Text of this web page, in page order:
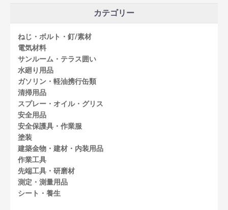
カテゴリー
ねじ・ボルト・釘/素材
電気材料
サンルーム・テラス囲い
水廻り用品
ガソリン・軽油携行缶類
清掃用品
スプレー・オイル・グリス
安全用品
安全保護具・作業服
塗装
建築金物・建材・内装用品
作業工具
先端工具・研磨材
測定・測量用品
シート・養生